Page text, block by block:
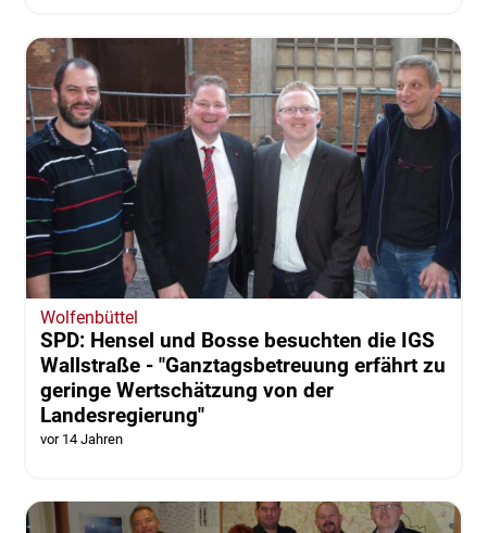
Wolfenbüttel
SPD: Hensel und Bosse besuchten die IGS
Wallstraße - "Ganztagsbetreuung erfährt zu
geringe Wertschätzung von der
Landesregierung"
vor 14 Jahren